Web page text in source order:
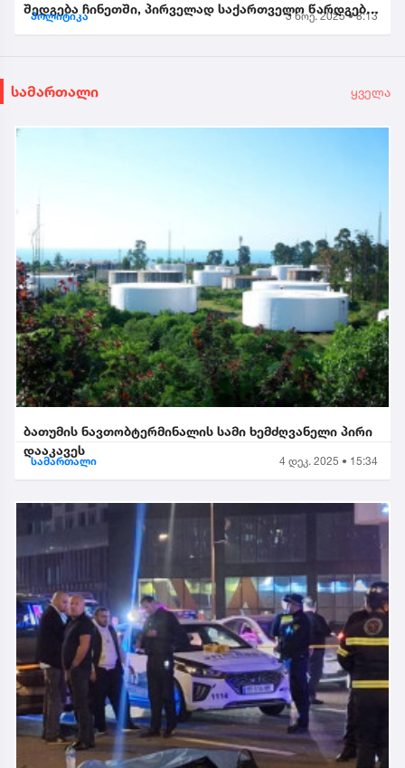
შედგება ჩინეთში, პირველად საქართველო წარდგება
პოლიტიკა 3 ნოე. 2025 • 8:13
სამართალი ყველა
ბათუმის ნავთობტერმინალის სამი ხემძღვანელი პირი
დააკავეს
სამართალი 4 დეკ. 2025 • 15:34